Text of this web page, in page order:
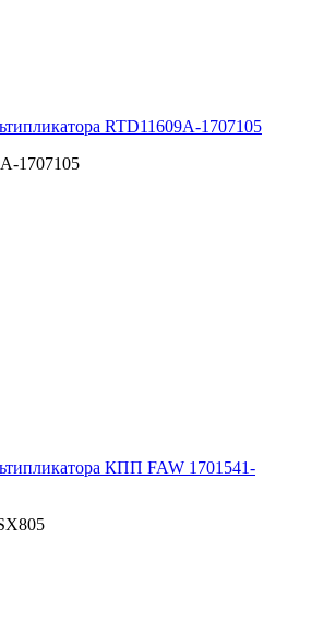
RTD11609A-1707105
1707105
КПП FAW 1701541-